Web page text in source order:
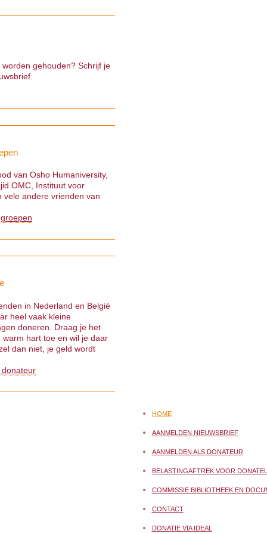
gehouden? Schrijf je
van Osho Humaniversity,
OMC, Instituut voor
vele andere vrienden van
in Nederland en België
heel vaak kleine
doneren. Draag je het
hart toe en wil je daar
dan niet, je geld wordt
HOME
AANMELDEN NIEUWSBRIEF
AANMELDEN ALS DONATEUR
BELASTINGAFTREK VOOR
COMMISSIE BIBLIOTHEEK EN
CONTACT
DONATIE VIA IDEAL